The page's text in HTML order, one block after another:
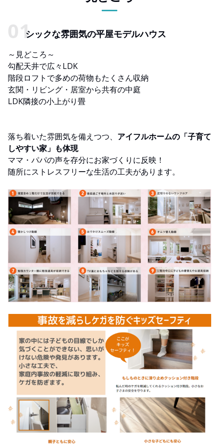
シックな雰囲気の平屋モデルハウス
～見どころ～
勾配天井で広々LDK
階段ロフトで多めの荷物もたくさん収納
玄関・リビング・居室から共有の中庭
LDK隣接の小上がり畳
落ち着いた雰囲気を備えつつ、 アイフルホームの「子育て
しやすい家」も体現
ママ・パパの声を存分にお家づくりに反映！
随所にストレスフリーな生活の工夫があります。